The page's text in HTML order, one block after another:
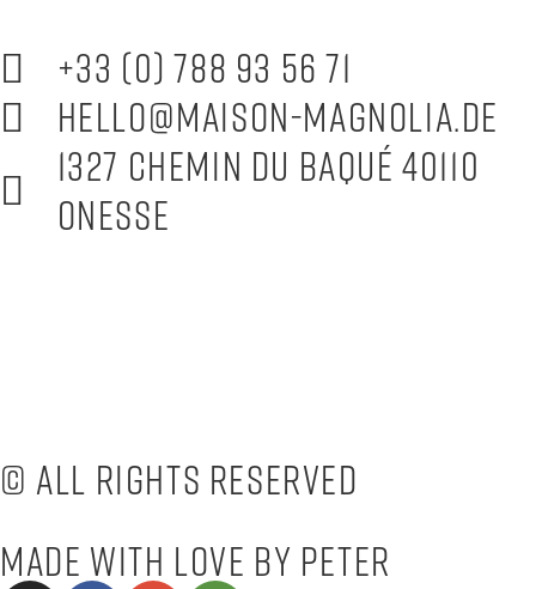
+33 (0) 788 93 56 71
hello@maison-magnolia.de
1327 Chemin du Baqué 40110
Onesse
© All rights reserved
Made with love by Peter